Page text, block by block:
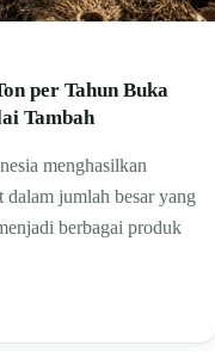
per Tahun Buka
Tambah
menghasilkan
jumlah besar yang
berbagai produk